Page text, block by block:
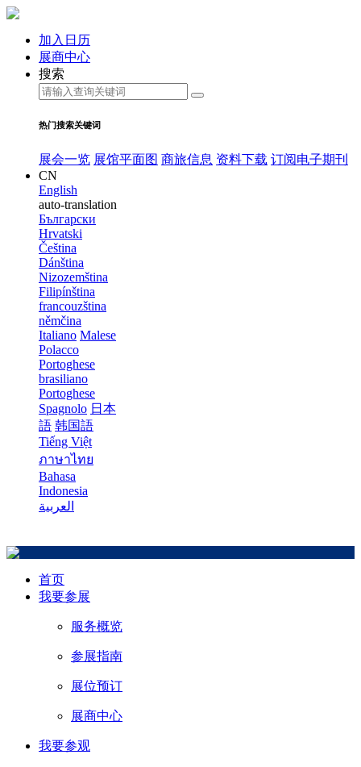
加入日历
展商中心
搜索
热门搜索关键词
展会一览 展馆平面图 商旅信息 资料下载 订阅电子期刊
CN
English
auto-translation
Български
Hrvatski
Čeština
Dánština
Nizozemština
Filipínština
francouzština
němčina
Italiano Malese
Polacco
Portoghese
brasiliano
Portoghese
Spagnolo 日本
語 韩国語
Tiếng Việt
ภาษาไทย
Bahasa
Indonesia
العربية
首页
我要参展
服务概览
参展指南
展位预订
展商中心
我要参观